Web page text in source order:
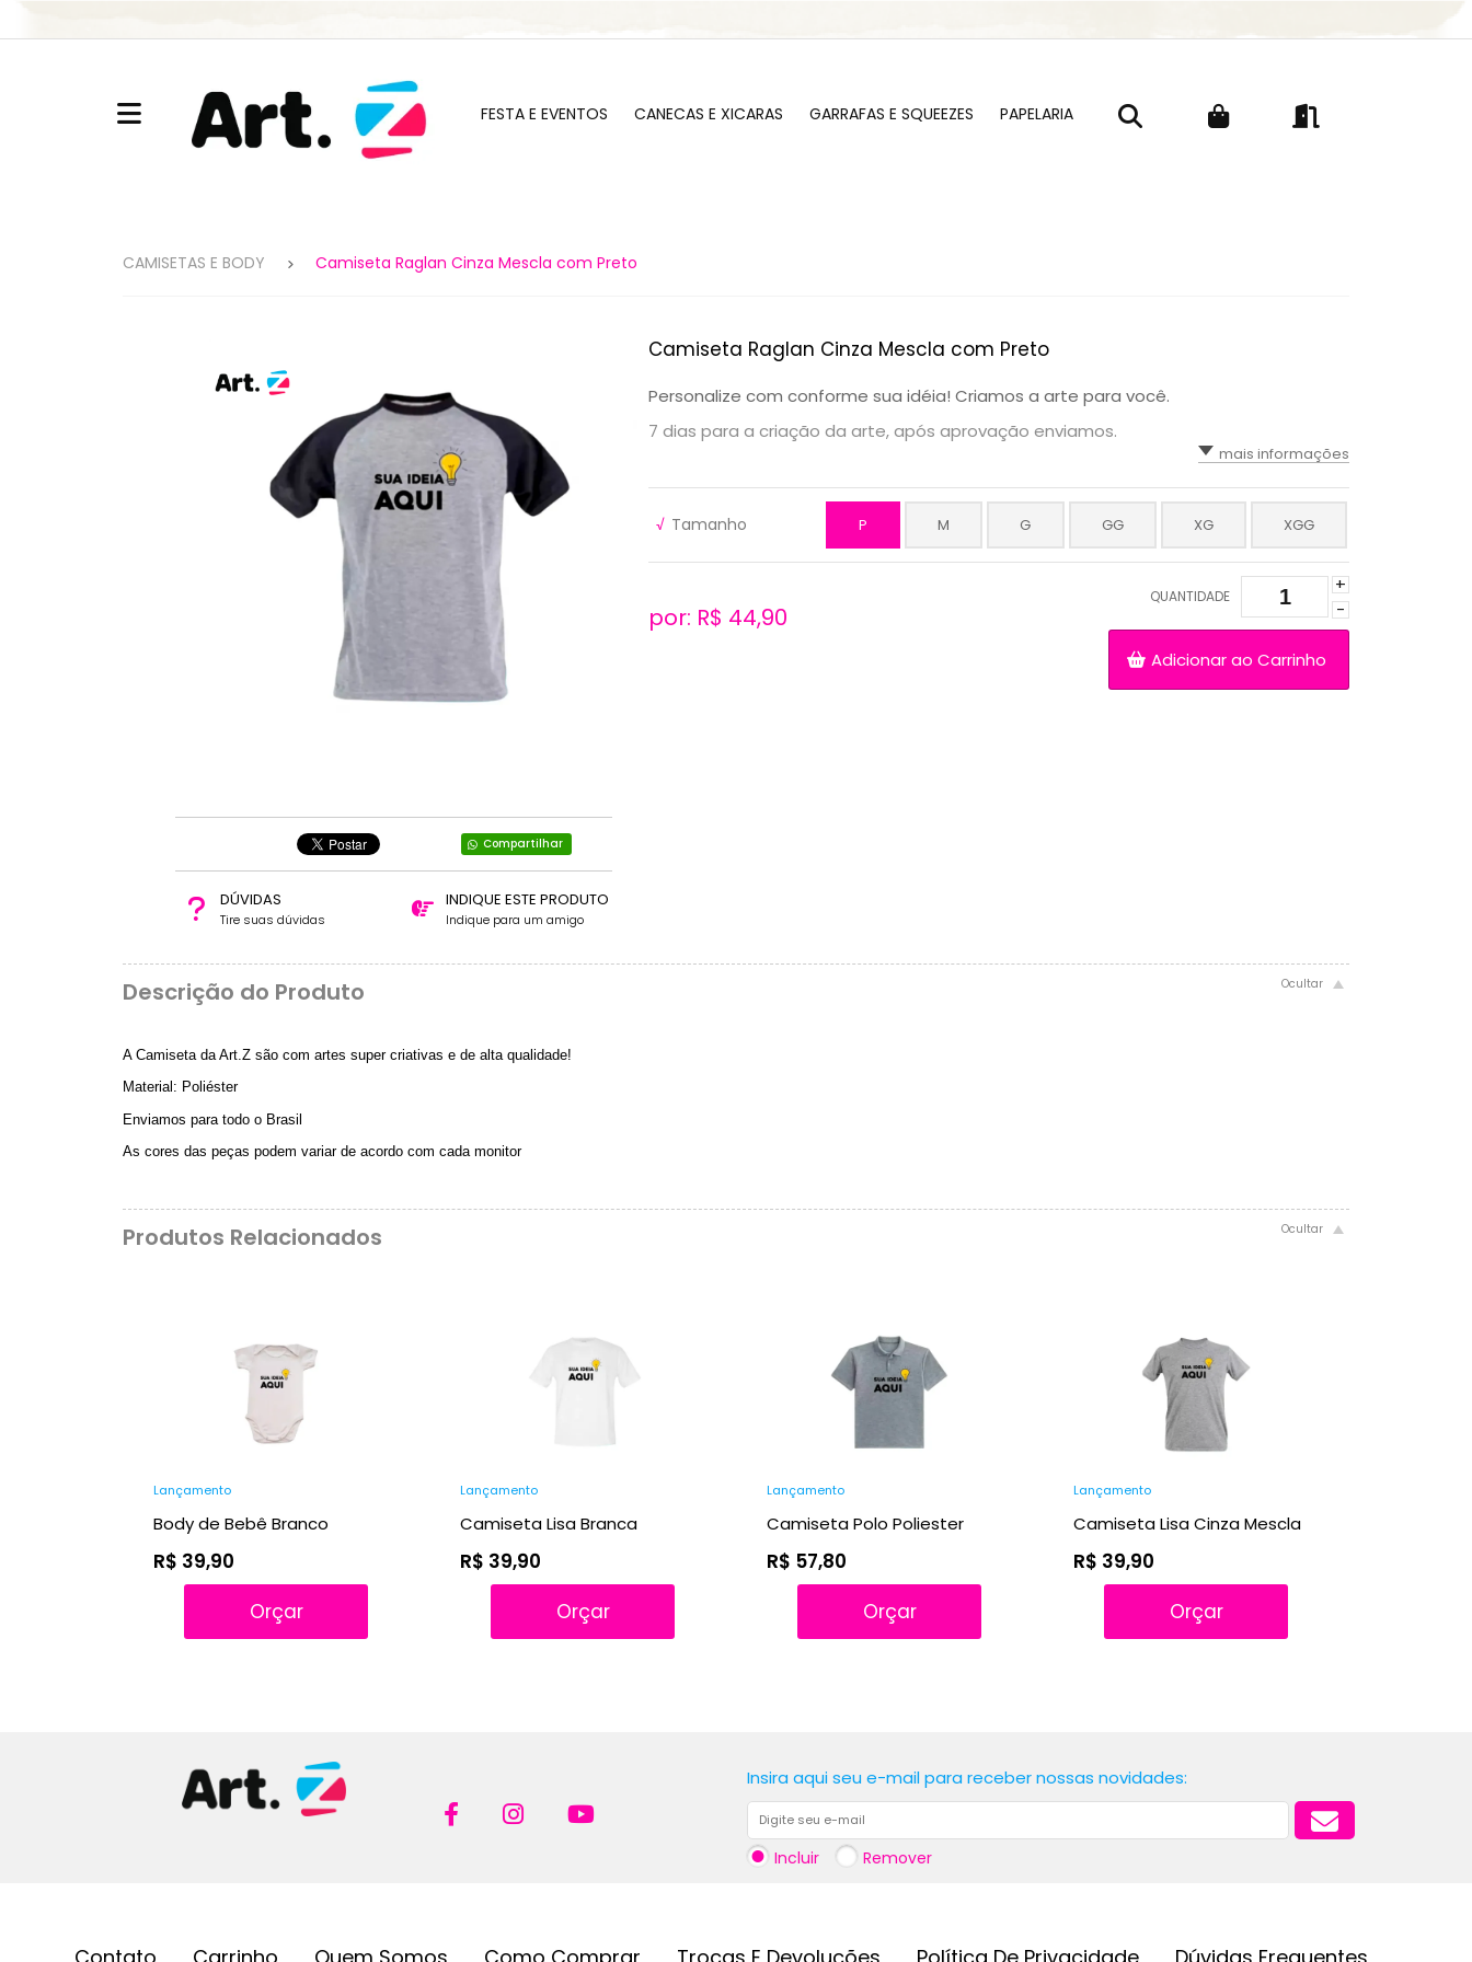
FESTA E EVENTOS CANECAS E XICARAS GARRAFAS E SQUEEZES PAPELARIA
CAMISETAS E BODY Camiseta Raglan Cinza Mescla com Preto
Compartilhar
DÚVIDAS
Tire suas dúvidas
INDIQUE ESTE PRODUTO
Indique para um amigo
Camiseta Raglan Cinza Mescla com Preto
Personalize com conforme sua idéia! Criamos a arte para você.
7 dias para a criação da arte, após aprovação enviamos.
mais informações
√ Tamanho P M G GG XG XGG
por: R$ 44,90
QUANTIDADE
+
-
Adicionar ao Carrinho
Descrição do Produto
A Camiseta da Art.Z são com artes super criativas e de alta qualidade!
Material: Poliéster
Enviamos para todo o Brasil
As cores das peças podem variar de acordo com cada monitor
Produtos Relacionados
Lançamento
Body de Bebê Branco
R$ 39,90
Orçar
Lançamento
Camiseta Lisa Branca
R$ 39,90
Orçar
Lançamento
Camiseta Polo Poliester
R$ 57,80
Orçar
Lançamento
Camiseta Lisa Cinza Mescla
R$ 39,90
Orçar
Insira aqui seu e-mail para receber nossas novidades:
Incluir Remover